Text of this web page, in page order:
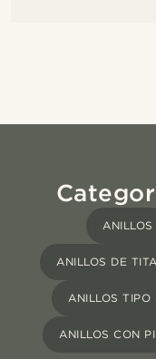
ANILLOS
ANILLOS DE
ANILLOS TIPO
ANILLOS CON